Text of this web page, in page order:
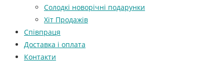
Солодкі новорічні подарунки
Хіт Продажів
Співпраця
Доставка і оплата
Контакти